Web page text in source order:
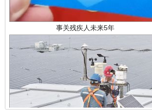
规模最大的光氢储一体化项目